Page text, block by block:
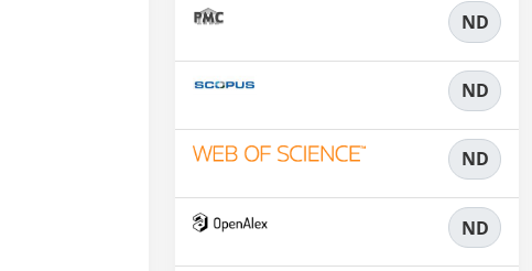
ND
ND
ND
ND